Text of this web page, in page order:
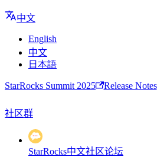
中文
English
中文
日本語
StarRocks Summit 2025 Release Notes
社区群
StarRocks中文社区论坛